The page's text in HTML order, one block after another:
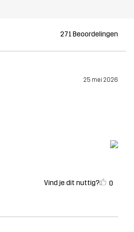
271 Beoordelingen
25 mei 2026
Vind je dit nuttig? 0